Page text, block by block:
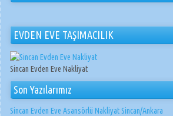
EVDEN EVE TAŞIMACILIK
Sincan Evden Eve Nakliyat
Son Yazılarımız
Sincan Evden Eve Asansörlü Nakliyat Sincan/Ankara